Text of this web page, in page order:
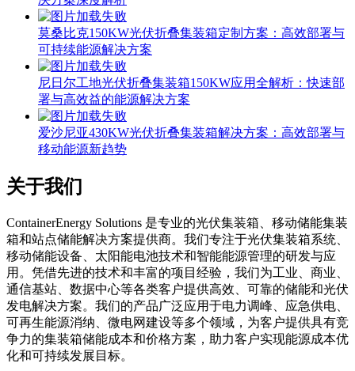
莫桑比克150KW光伏折叠集装箱定制方案：高效部署与
可持续能源解决方案
尼日尔工地光伏折叠集装箱150KW应用全解析：快速部
署与高效益的能源解决方案
爱沙尼亚430KW光伏折叠集装箱解决方案：高效部署与
移动能源新趋势
箱和站点储能解决方案提供商。我们专注于光伏集装箱系统、
移动储能设备、太阳能电池技术和智能能源管理的研发与应
用。凭借先进的技术和丰富的项目经验，我们为工业、商业、
通信基站、数据中心等各类客户提供高效、可靠的储能和光伏
发电解决方案。我们的产品广泛应用于电力调峰、应急供电、
可再生能源消纳、微电网建设等多个领域，为客户提供具有竞
争力的集装箱储能成本和价格方案，助力客户实现能源成本优
化和可持续发展目标。
联系我们